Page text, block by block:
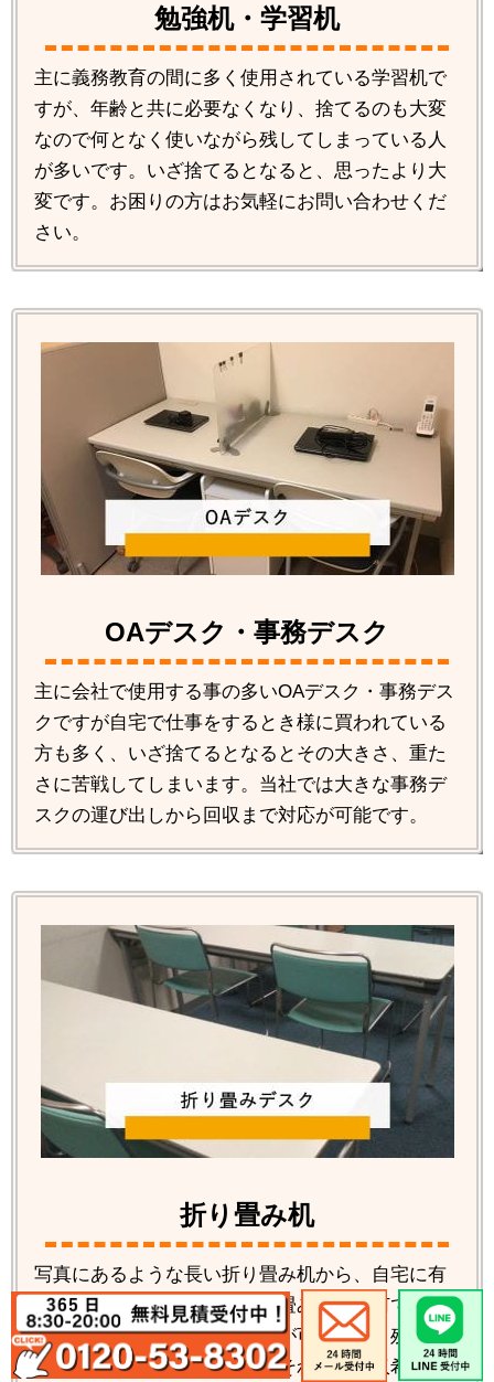
勉強机・学習机
主に義務教育の間に多く使用されている学習机で
すが、年齢と共に必要なくなり、捨てるのも大変
なので何となく使いながら残してしまっている人
が多いです。いざ捨てるとなると、思ったより大
変です。お困りの方はお気軽にお問い合わせくだ
さい。
OAデスク・事務デスク
主に会社で使用する事の多いOAデスク・事務デス
クですが自宅で仕事をするとき様に買われている
方も多く、いざ捨てるとなるとその大きさ、重た
さに苦戦してしまいます。当社では大きな事務デ
スクの運び出しから回収まで対応が可能です。
折り畳み机
写真にあるような長い折り畳み机から、自宅に有
るような簡易的な小さい折り畳み机まで何でも回
収、処分、リサイクルの対応が可能です。残念な
がら買取りは出来ませんが、それでも回収希望の